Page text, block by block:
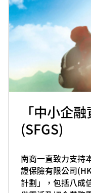
「中小企
(SFGS)
南商一直致力支持
證保險有限公司
計劃」，包括八成